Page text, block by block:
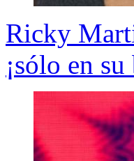
Ricky
¡sólo en su